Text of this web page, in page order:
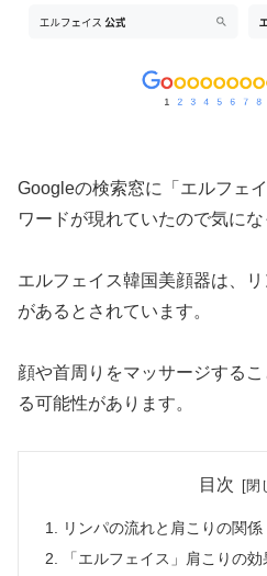
Googleの検索窓に「エルフェ
ワードが現れていたので気にな
エルフェイス韓国美顔器は、
があるとされています。
顔や首周りをマッサージする
る可能性があります。
目次
リンパの流れと肩こりの関係
「エルフェイス」肩こりの効